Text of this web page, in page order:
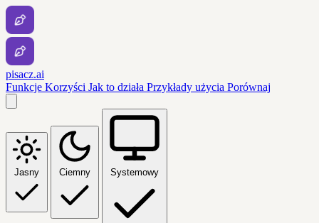
pisacz.ai
Funkcje Korzyści Jak to działa Przykłady użycia Porównaj
Jasny Ciemny Systemowy